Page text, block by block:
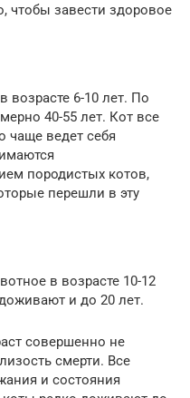
чтобы завести здоровое
возрасте 6-10 лет. По
40-55 лет. Кот все
чаще ведет себя
породистых котов,
перешли в эту
в возрасте 10-12
и до 20 лет.
совершенно не
смерти. Все
и состояния